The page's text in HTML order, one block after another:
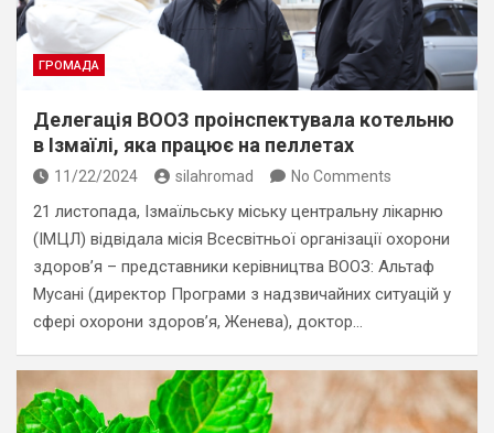
ГРОМАДА
Делегація ВООЗ проінспектувала котельню
в Ізмаїлі, яка працює на пеллетах
11/22/2024 silahromad No Comments
21 листопада, Ізмаїльську міську центральну лікарню
(ІМЦЛ) відвідала місія Всесвітньої організації охорони
здоров’я – представники керівництва ВООЗ: Альтаф
Мусані (директор Програми з надзвичайних ситуацій у
сфері охорони здоров’я, Женева), доктор…